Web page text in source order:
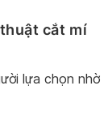
cắt mí
lựa chọn nhờ